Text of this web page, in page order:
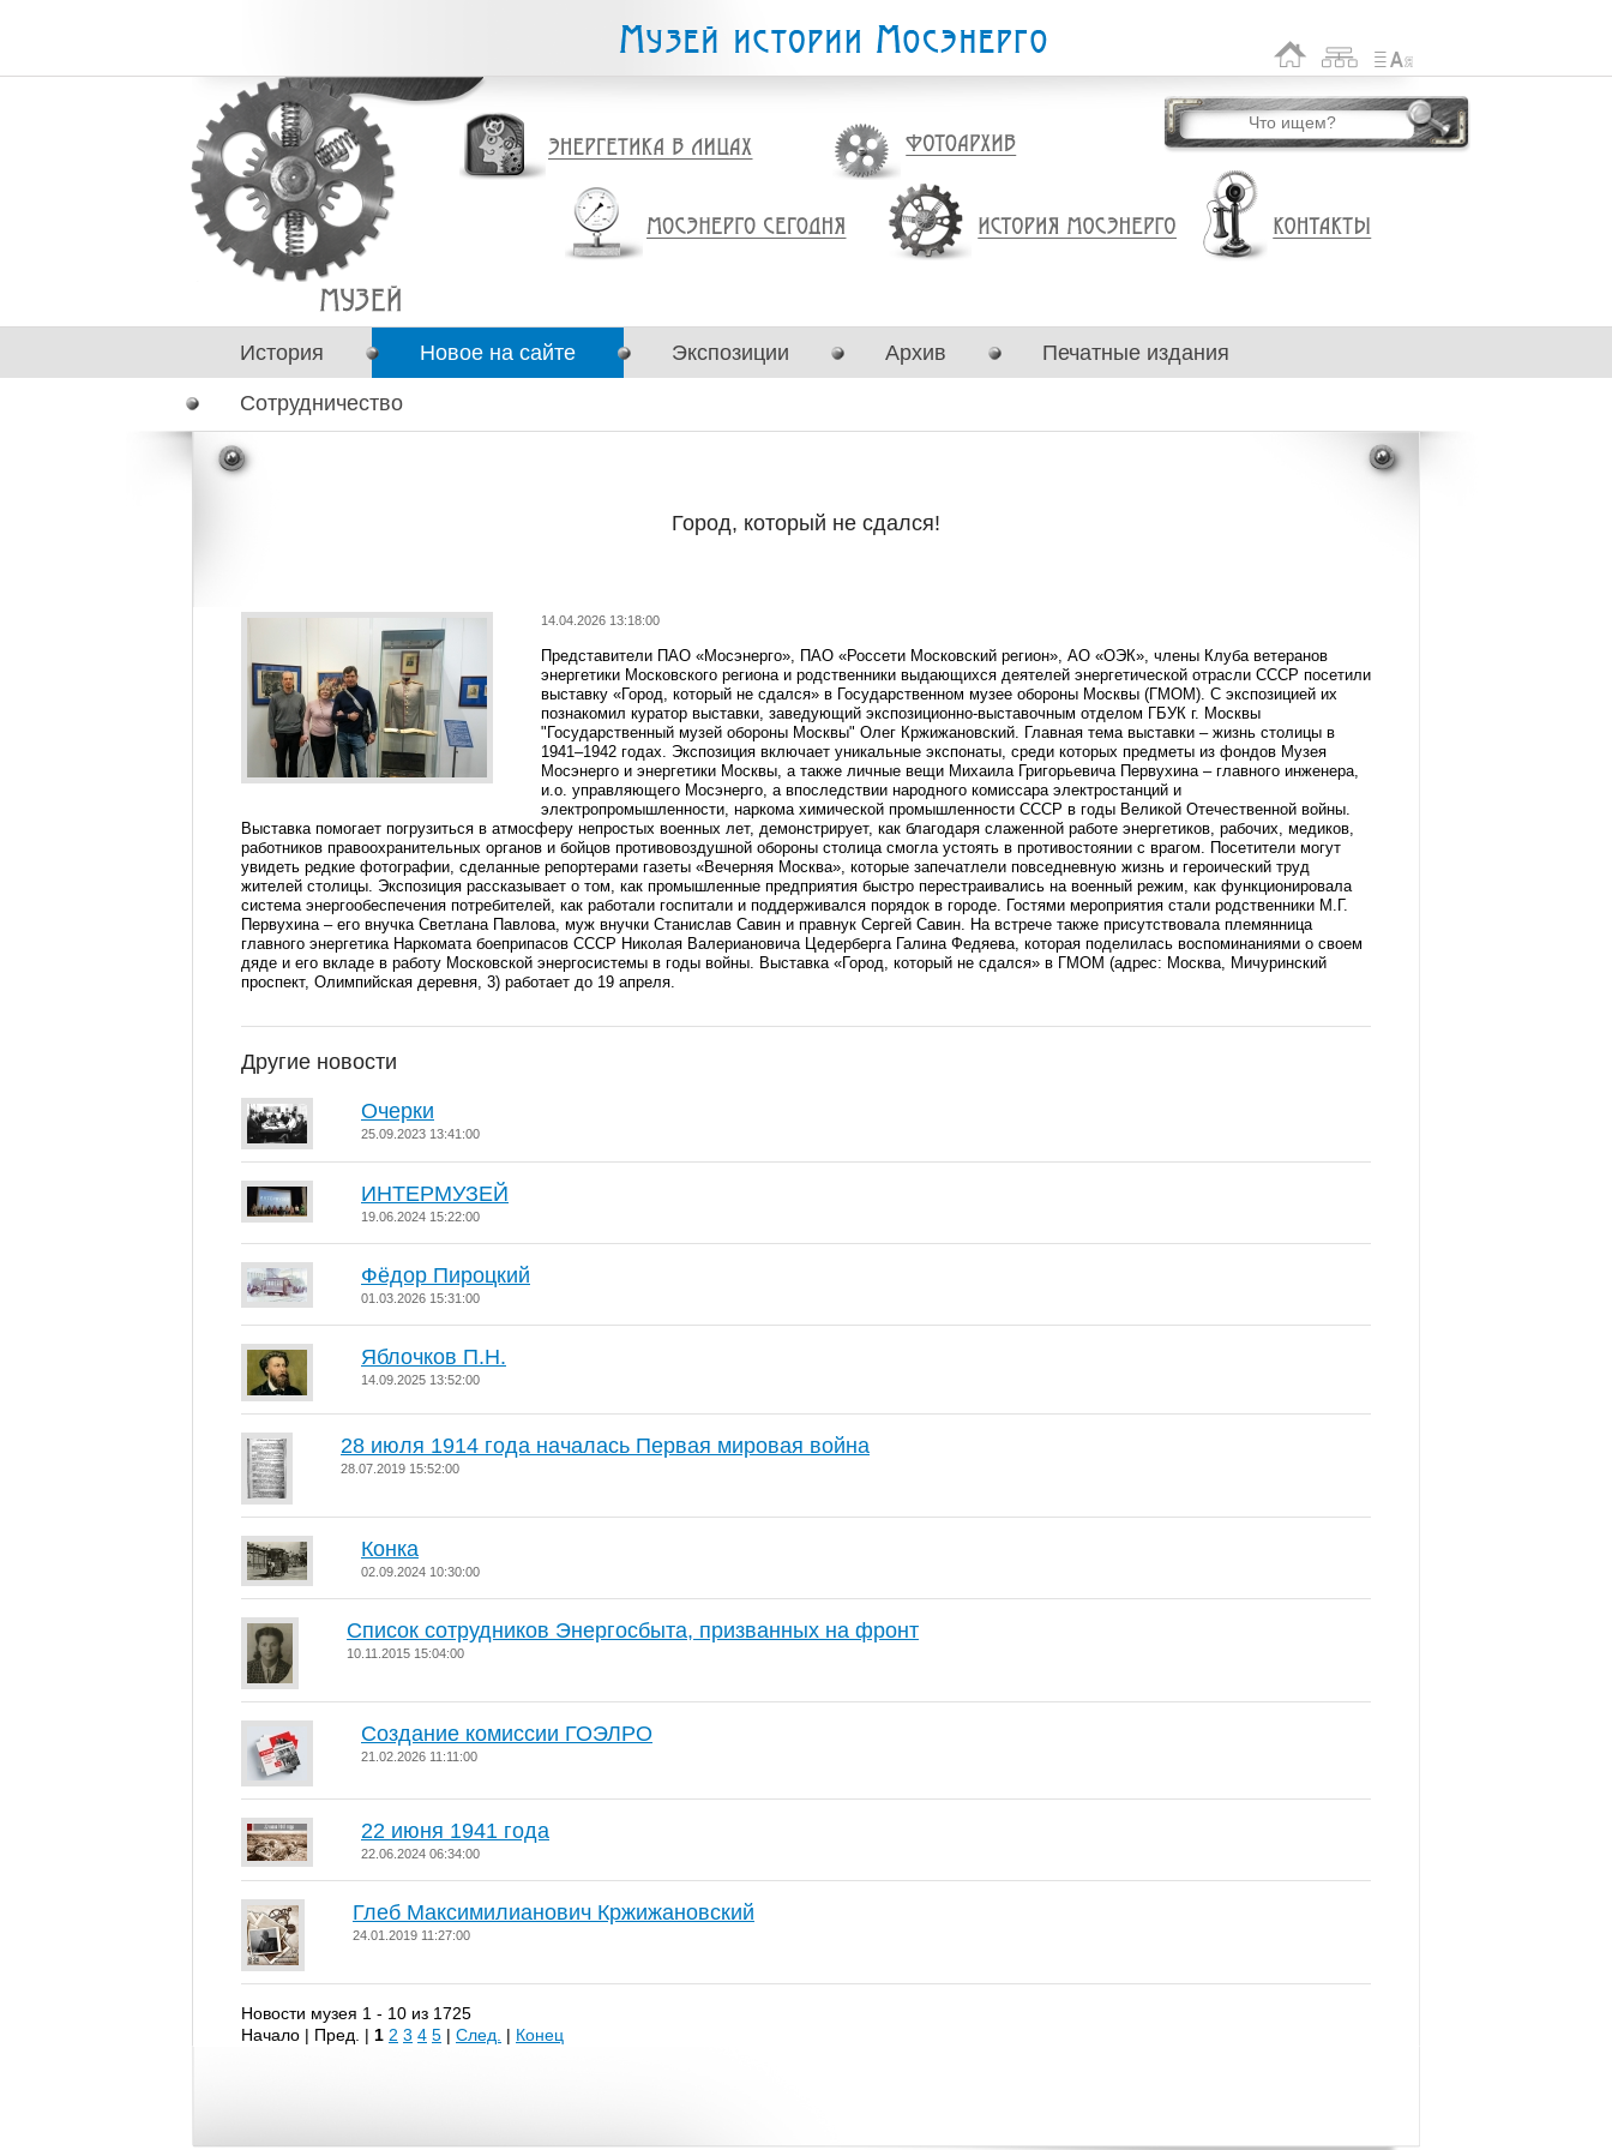
История Новое на сайте Экспозиции Архив Печатные издания
Сотрудничество
Город, который не сдался!
14.04.2026 13:18:00
Представители ПАО «Мосэнерго», ПАО «Россети Московский регион», АО «ОЭК», члены Клуба ветеранов
энергетики Московского региона и родственники выдающихся деятелей энергетической отрасли СССР посетили
выставку «Город, который не сдался» в Государственном музее обороны Москвы (ГМОМ). С экспозицией их
познакомил куратор выставки, заведующий экспозиционно-выставочным отделом ГБУК г. Москвы
"Государственный музей обороны Москвы" Олег Кржижановский. Главная тема выставки – жизнь столицы в
1941–1942 годах. Экспозиция включает уникальные экспонаты, среди которых предметы из фондов Музея
Мосэнерго и энергетики Москвы, а также личные вещи Михаила Григорьевича Первухина – главного инженера,
и.о. управляющего Мосэнерго, а впоследствии народного комиссара электростанций и
электропромышленности, наркома химической промышленности СССР в годы Великой Отечественной войны.
Выставка помогает погрузиться в атмосферу непростых военных лет, демонстрирует, как благодаря слаженной работе энергетиков, рабочих, медиков,
работников правоохранительных органов и бойцов противовоздушной обороны столица смогла устоять в противостоянии с врагом. Посетители могут
увидеть редкие фотографии, сделанные репортерами газеты «Вечерняя Москва», которые запечатлели повседневную жизнь и героический труд
жителей столицы. Экспозиция рассказывает о том, как промышленные предприятия быстро перестраивались на военный режим, как функционировала
система энергообеспечения потребителей, как работали госпитали и поддерживался порядок в городе. Гостями мероприятия стали родственники М.Г.
Первухина – его внучка Светлана Павлова, муж внучки Станислав Савин и правнук Сергей Савин. На встрече также присутствовала племянница
главного энергетика Наркомата боеприпасов СССР Николая Валериановича Цедерберга Галина Федяева, которая поделилась воспоминаниями о своем
дяде и его вкладе в работу Московской энергосистемы в годы войны. Выставка «Город, который не сдался» в ГМОМ (адрес: Москва, Мичуринский
проспект, Олимпийская деревня, 3) работает до 19 апреля.
Другие новости
Очерки
25.09.2023 13:41:00
ИНТЕРМУЗЕЙ
19.06.2024 15:22:00
Фёдор Пироцкий
01.03.2026 15:31:00
Яблочков П.Н.
14.09.2025 13:52:00
28 июля 1914 года началась Первая мировая война
28.07.2019 15:52:00
Конка
02.09.2024 10:30:00
Список сотрудников Энергосбыта, призванных на фронт
10.11.2015 15:04:00
Создание комиссии ГОЭЛРО
21.02.2026 11:11:00
22 июня 1941 года
22.06.2024 06:34:00
Глеб Максимилианович Кржижановский
24.01.2019 11:27:00
Новости музея 1 - 10 из 1725
Начало | Пред. | 1 2 3 4 5 | След. | Конец